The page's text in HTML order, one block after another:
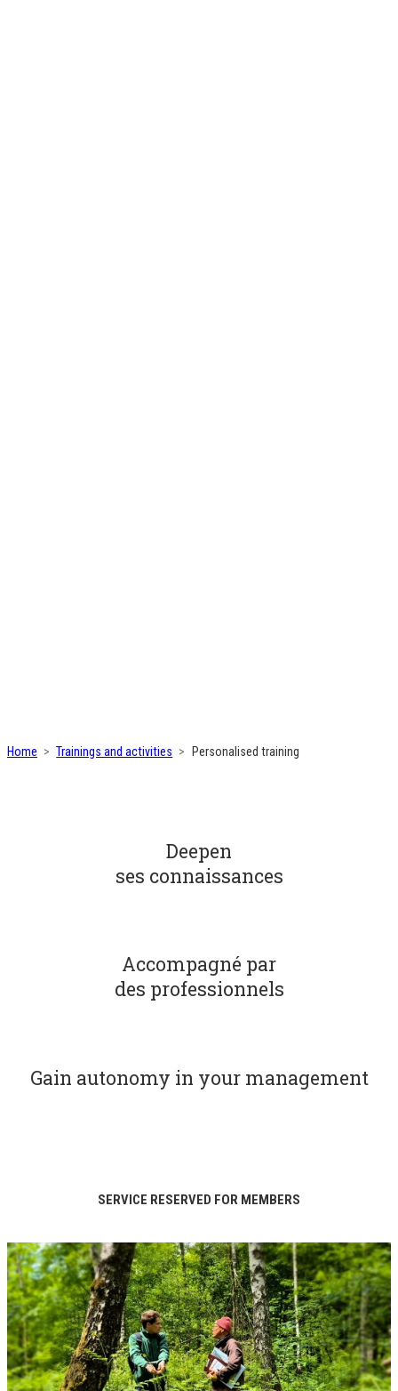
Home Trainings and activities Personalised training
Deepen
ses connaissances
Accompagné par
des professionnels
Gain autonomy in your management
SERVICE RESERVED FOR MEMBERS